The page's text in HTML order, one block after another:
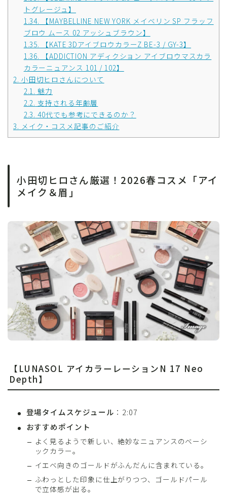
トグレージュ】
1.34.
【MAYBELLINE NEW YORK メイベリン SP フラッフ
ブロウ ムース 02 アッシュブラウン】
1.35.
【KATE 3DアイブロウカラーZ BE-3 / GY-3】
1.36.
【ADDICTION アディクション アイブロウマスカラ
カラーニュアンス 101 / 102】
2. 小田切ヒロさんについて
2.1. 魅力
2.2. 支持される年齢層
2.3. 40代でも参考にできるのか？
3. メイク・コスメ記事のご紹介
小田切ヒロさん厳選！2026春コスメ「アイ
メイク＆眉」
【LUNASOL アイカラーレーションN 17 Neo
Depth】
登場タイムスケジュール ：2:07
おすすめポイント
よく見るようで新しい、絶妙なニュアンスのベーシ
ックカラー。
イエベ向きのゴールドがふんだんに含まれている。
ふわっとした印象に仕上がりつつ、ゴールドパール
で立体感が出る。